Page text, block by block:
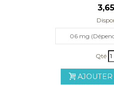
06 mg
Qté